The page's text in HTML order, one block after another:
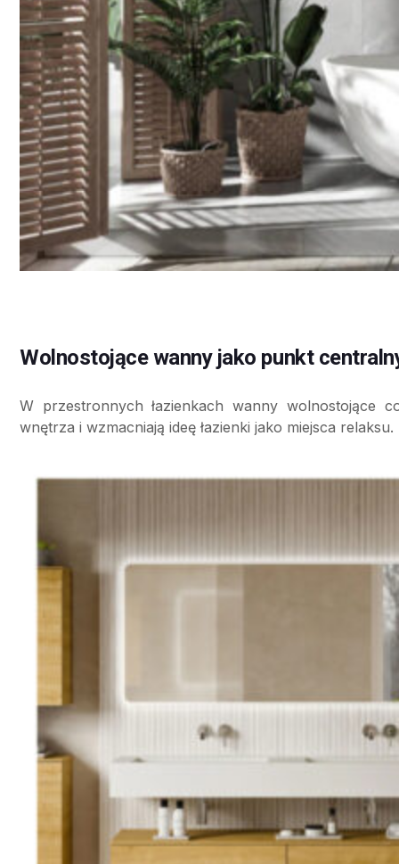
Wolnostojące wanny jako punkt
W przestronnych łazienkach wanny wolnostojące
wnętrza i wzmacniają ideę łazienki jako miejsca relaksu.